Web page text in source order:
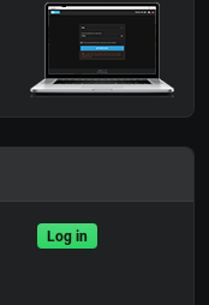
Log in